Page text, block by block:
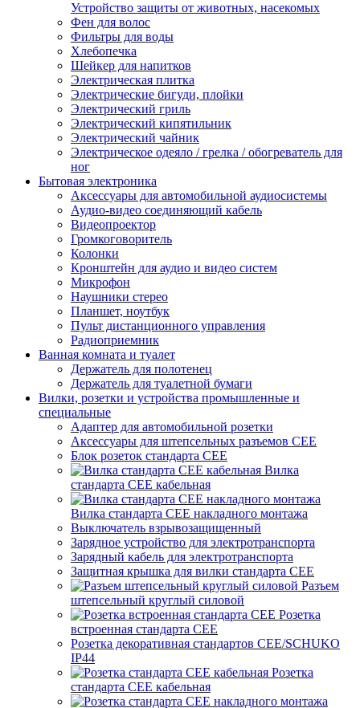
Устройство защиты от животных, насекомых
Фен для волос
Фильтры для воды
Хлебопечка
Шейкер для напитков
Электрическая плитка
Электрические бигуди, плойки
Электрический гриль
Электрический кипятильник
Электрический чайник
Электрическое одеяло / грелка / обогреватель для
ног
Бытовая электроника
Аксессуары для автомобильной аудиосистемы
Аудио-видео соединяющий кабель
Видеопроектор
Громкоговоритель
Колонки
Кронштейн для аудио и видео систем
Микрофон
Наушники стерео
Планшет, ноутбук
Пульт дистанционного управления
Радиоприемник
Ванная комната и туалет
Держатель для полотенец
Держатель для туалетной бумаги
Вилки, розетки и устройства промышленные и
специальные
Адаптер для автомобильной розетки
Аксессуары для штепсельных разъемов CEE
Блок розеток стандарта CEE
Вилка
стандарта CEE кабельная
Вилка стандарта CEE накладного монтажа
Выключатель взрывозащищенный
Зарядное устройство для электротранспорта
Зарядный кабель для электротранспорта
Защитная крышка для вилки стандарта CEE
Разъем
штепсельный круглый силовой
Розетка
встроенная стандарта CEE
Розетка декоративная стандартов CEE/SCHUKO
IP44
Розетка
стандарта СЕЕ кабельная